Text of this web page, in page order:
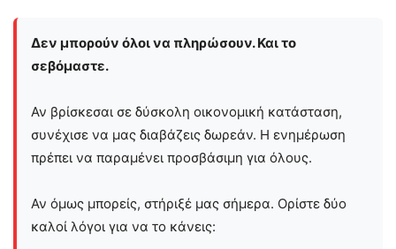
Δεν μπορούν όλοι να πληρώσουν. Και το
σεβόμαστε.
Αν βρίσκεσαι σε δύσκολη οικονομική κατάσταση,
συνέχισε να μας διαβάζεις δωρεάν. Η ενημέρωση
πρέπει να παραμένει προσβάσιμη για όλους.
Αν όμως μπορείς, στήριξέ μας σήμερα. Ορίστε δύο
καλοί λόγοι για να το κάνεις: